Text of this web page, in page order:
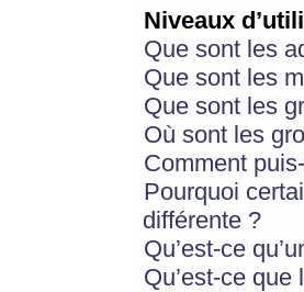
Niveaux
Que sont les
Que sont les
Que sont les
Où sont les
Comment
Pourquoi
différente ?
Qu’est-ce
Qu’est-ce que